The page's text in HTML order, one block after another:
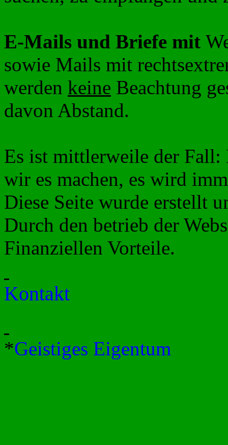
E-Mails und Briefe mit
sowie Mails mit
werden keine Beachtung
davon Abstand.
Es ist mittlerweile der Fall:
wir es machen, es wird
Diese Seite wurde erstellt
Durch den betrieb der
Finanziellen Vorteile.
Kontakt
*Geistiges Eigentum